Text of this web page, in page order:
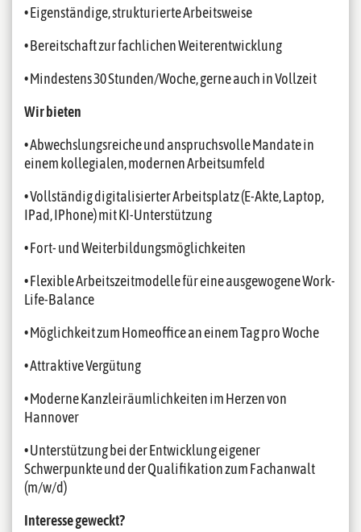
• Eigenständige, strukturierte Arbeitsweise
• Bereitschaft zur fachlichen Weiterentwicklung
• Mindestens 30 Stunden/Woche, gerne auch in Vollzeit
Wir bieten
• Abwechslungsreiche und anspruchsvolle Mandate in
einem kollegialen, modernen Arbeitsumfeld
• Vollständig digitalisierter Arbeitsplatz (E-Akte, Laptop,
IPad, IPhone) mit KI-Unterstützung
• Fort- und Weiterbildungsmöglichkeiten
• Flexible Arbeitszeitmodelle für eine ausgewogene Work-
Life-Balance
• Möglichkeit zum Homeoffice an einem Tag pro Woche
• Attraktive Vergütung
• Moderne Kanzleiräumlichkeiten im Herzen von
Hannover
• Unterstützung bei der Entwicklung eigener
Schwerpunkte und der Qualifikation zum Fachanwalt
(m/w/d)
Interesse geweckt?